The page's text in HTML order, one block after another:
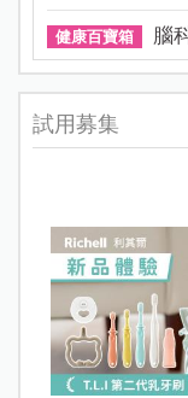
健康百寶箱 腦
試用募集